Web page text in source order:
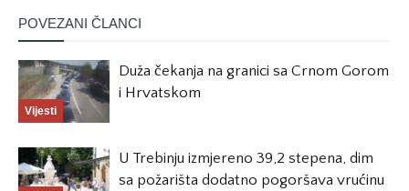
POVEZANI ČLANCI
Vijesti
Duža čekanja na granici sa Crnom Gorom
i Hrvatskom
U Trebinju izmjereno 39,2 stepena, dim
sa požarišta dodatno pogoršava vrućinu